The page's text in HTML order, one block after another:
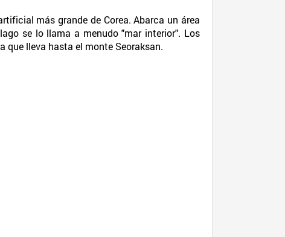
más grande de Corea. Abarca un área
se lo llama a menudo "mar interior". Los
que lleva hasta el monte Seoraksan.